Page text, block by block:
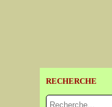
RECHERCHE